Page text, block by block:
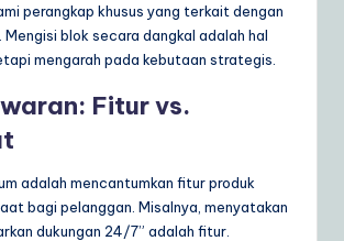
perangkap khusus yang terkait dengan
blok secara dangkal adalah hal
mengarah pada kebutaan strategis.
Fitur vs.
adalah mencantumkan fitur produk
bagi pelanggan. Misalnya, menyatakan
dukungan 24/7” adalah fitur.